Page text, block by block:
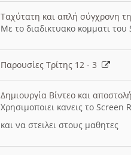
Ταχύτατη και απλή σύγχρονη
Με το διαδικτυακο κομματι
Παρουσίες Τρίτης 12 - 3
Δημιουργία Βίντεο και
Χρησιμοποιει κανεις το
και να στειλει στους μαθητες